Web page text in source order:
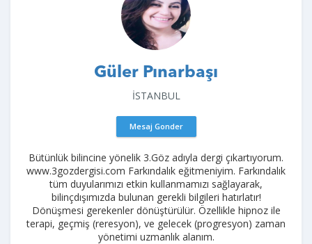
Güler Pınarbaşı
İSTANBUL
Mesaj Gonder
Bütünlük bilincine yönelik 3.Göz adıyla dergi çıkartıyorum.
www.3gozdergisi.com Farkındalık eğitmeniyim. Farkındalık
tüm duyularımızı etkin kullanmamızı sağlayarak,
bilinçdışımızda bulunan gerekli bilgileri hatırlatır!
Dönüşmesi gerekenler dönüştürülür. Özellikle hipnoz ile
terapi, geçmiş (reresyon), ve gelecek (progresyon) zaman
yönetimi uzmanlık alanım.